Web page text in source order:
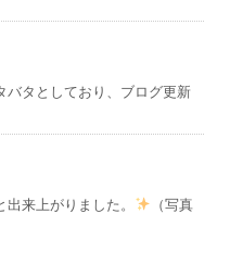
バタとしており、ブログ更新
来上がりました。
（写真